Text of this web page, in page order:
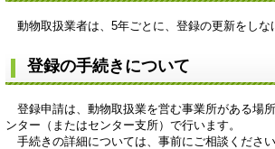
動物取扱業者は、5年ごとに、登録の更新をしな
登録の手続きについて
登録申請は、動物取扱業を営む事業所がある場
ンター（またはセンター支所）で行います。
手続きの詳細については、事前にご相談ください